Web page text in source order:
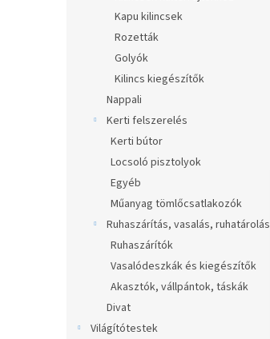
Kapu kilincsek
Rozetták
Golyók
Kilincs kiegészítők
Nappali
Kerti felszerelés
Kerti bútor
Locsoló pisztolyok
Egyéb
Műanyag tömlőcsatlakozók
Ruhaszárítás, vasalás, ruhatárolás
Ruhaszárítók
Vasalódeszkák és kiegészítők
Akasztók, vállpántok, táskák
Divat
Világítótestek